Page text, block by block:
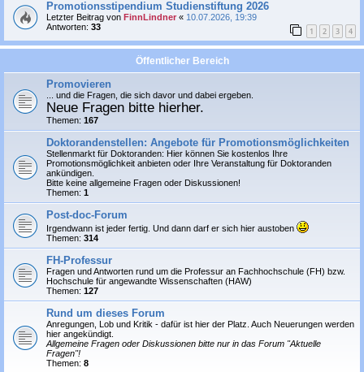
Promotionsstipendium Studienstiftung 2026
Letzter Beitrag von FinnLindner « 10.07.2026, 19:39
Antworten: 33 1 2 3 4
Öffentlicher Bereich
Promovieren
... und die Fragen, die sich davor und dabei ergeben.
Neue Fragen bitte hierher.
Themen: 167
Doktorandenstellen: Angebote für Promotionsmöglichkeiten
Stellenmarkt für Doktoranden: Hier können Sie kostenlos Ihre
Promotionsmöglichkeit anbieten oder Ihre Veranstaltung für Doktoranden
ankündigen.
Bitte keine allgemeine Fragen oder Diskussionen!
Themen: 1
Post-doc-Forum
Irgendwann ist jeder fertig. Und dann darf er sich hier austoben
Themen: 314
FH-Professur
Fragen und Antworten rund um die Professur an Fachhochschule (FH) bzw.
Hochschule für angewandte Wissenschaften (HAW)
Themen: 127
Rund um dieses Forum
Anregungen, Lob und Kritik - dafür ist hier der Platz. Auch Neuerungen werden
hier angekündigt.
Allgemeine Fragen oder Diskussionen bitte nur in das Forum "Aktuelle
Fragen"!
Themen: 8